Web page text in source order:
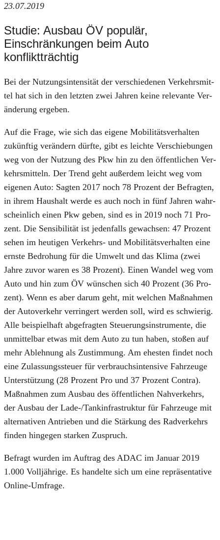
23.07.2019
Studie: Ausbau ÖV populär,
Einschränkungen beim Auto
konfliktträchtig
Bei der Nut­zungs­in­ten­si­tät der ver­schie­de­nen Ver­kehrs­mit­
tel hat sich in den letz­ten zwei Jah­ren kei­ne rele­van­te Ver­
än­de­rung erge­ben.
Auf die Fra­ge, wie sich das eige­ne Mobi­li­täts­ver­hal­ten
zukünf­tig ver­än­dern dürf­te, gibt es leich­te Ver­schie­bun­gen
weg von der Nut­zung des Pkw hin zu den öffent­li­chen Ver­
kehrs­mit­teln. Der Trend geht außer­dem leicht weg vom
eige­nen Auto: Sag­ten 2017 noch 78 Pro­zent der Befrag­ten,
in ihrem Haus­halt wer­de es auch noch in fünf Jah­ren wahr­
schein­lich einen Pkw geben, sind es in 2019 noch 71 Pro­
zent. Die Sen­si­bi­li­tät ist jeden­falls gewach­sen: 47 Pro­zent
sehen im heu­ti­gen Ver­kehrs- und Mobi­li­täts­ver­hal­ten eine
erns­te Bedro­hung für die Umwelt und das Kli­ma (zwei
Jah­re zuvor waren es 38 Pro­zent). Einen Wan­del weg vom
Auto und hin zum ÖV wün­schen sich 40 Pro­zent (36 Pro­
zent). Wenn es aber dar­um geht, mit wel­chen Maß­nah­men
der Auto­ver­kehr ver­rin­gert wer­den soll, wird es schwie­rig.
Alle bei­spiel­haft abge­frag­ten Steue­rungs­in­stru­men­te, die
unmit­tel­bar etwas mit dem Auto zu tun haben, sto­ßen auf
mehr Ableh­nung als Zustim­mung. Am ehes­ten fin­det noch
eine Zulas­sungs­steu­er für ver­brauchs­in­ten­si­ve Fahr­zeu­ge
Unter­stüt­zung (28 Pro­zent Pro und 37 Pro­zent Con­tra).
Maß­nah­men zum Aus­bau des öffent­li­chen Nah­ver­kehrs,
der Aus­bau der Lade-/Tank­in­fra­struk­tur für Fahr­zeu­ge mit
alter­na­ti­ven Antrie­ben und die Stär­kung des Rad­ver­kehrs
fin­den hin­ge­gen star­ken Zuspruch.
Befragt wur­den im Auf­trag des ADAC im Janu­ar 2019
1.000 Voll­jäh­ri­ge. Es han­del­te sich um eine reprä­sen­ta­ti­ve
Online-Umfra­ge.